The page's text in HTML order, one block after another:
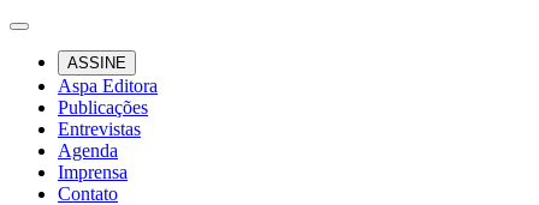
ASSINE
Aspa Editora
Publicações
Entrevistas
Agenda
Imprensa
Contato